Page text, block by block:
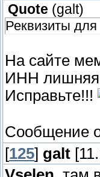
Quote (galt)
Реквизиты
На сайте
ИНН лишняя
Исправьте!!!
Сообщение
[125] galt